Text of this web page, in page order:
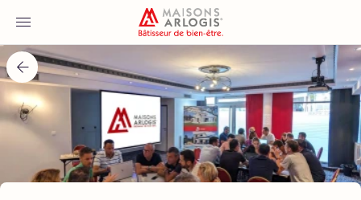
Accueil
Nos maisons
Nos annonces